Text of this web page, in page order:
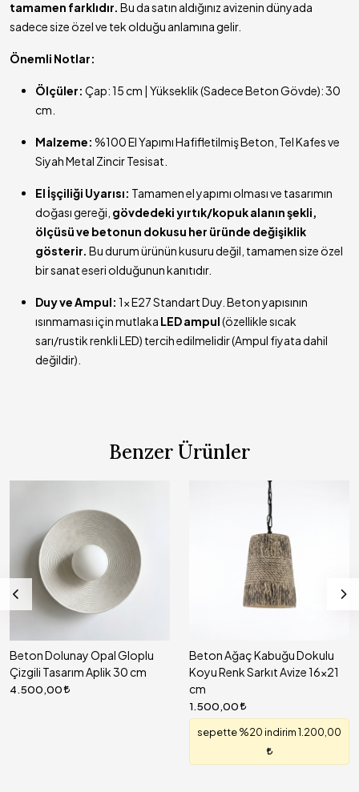
tamamen farklıdır. Bu da satın aldığınız avizenin dünyada
sadece size özel ve tek olduğu anlamına gelir.
Önemli Notlar:
Ölçüler: Çap: 15 cm | Yükseklik (Sadece Beton Gövde): 30
cm.
Malzeme: %100 El Yapımı Hafifletilmiş Beton, Tel Kafes ve
Siyah Metal Zincir Tesisat.
El İşçiliği Uyarısı: Tamamen el yapımı olması ve tasarımın
doğası gereği, gövdedeki yırtık/kopuk alanın şekli,
ölçüsü ve betonun dokusu her üründe değişiklik
gösterir. Bu durum ürünün kusuru değil, tamamen size özel
bir sanat eseri olduğunun kanıtıdır.
Duy ve Ampul: 1x E27 Standart Duy. Beton yapısının
ısınmaması için mutlaka LED ampul(özellikle sıcak
sarı/rustik renkli LED) tercih edilmelidir (Ampul fiyata dahil
değildir).
Benzer Ürünler
Beton Dolunay Opal Gloplu
Çizgili Tasarım Aplik 30 cm
4.500,00
Beton Ağaç Kabuğu Dokulu
Koyu Renk Sarkıt Avize 16x21
cm
1.500,00
sepette %20 indirim 1.200,00